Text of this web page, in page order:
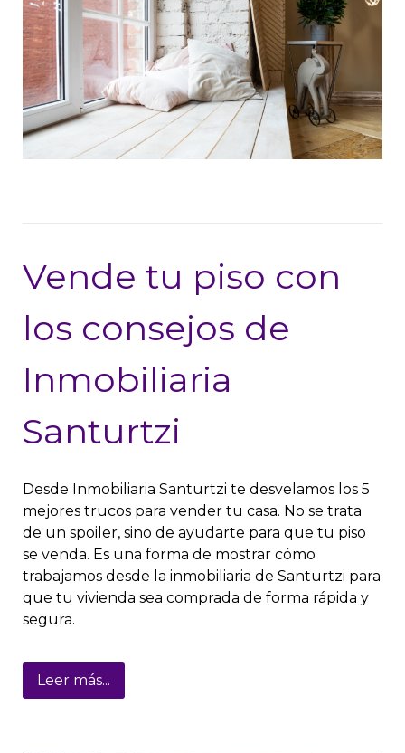
Vende tu piso con
los consejos de
Inmobiliaria
Santurtzi
Desde Inmobiliaria Santurtzi te desvelamos los 5
mejores trucos para vender tu casa. No se trata
de un spoiler, sino de ayudarte para que tu piso
se venda. Es una forma de mostrar cómo
trabajamos desde la inmobiliaria de Santurtzi para
que tu vivienda sea comprada de forma rápida y
segura.
Leer más...